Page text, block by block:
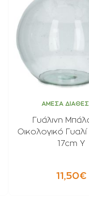
ΑΜΕΣΑ
Γυάλινη
Οικολογικό
17cm Y
11,50€